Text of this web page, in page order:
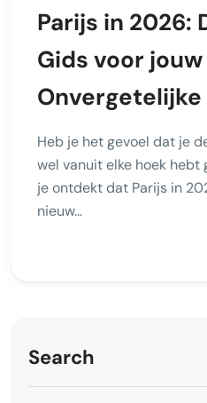
Parijs in 2026:
Gids voor jouw
Heb je het gevoel dat je
wel vanuit elke hoek hebt
je ontdekt dat Parijs in
nieuw…
Search